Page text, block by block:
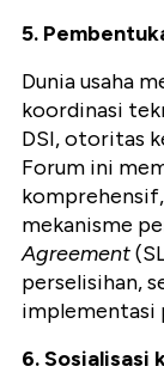
5.
Dunia usaha
koordinasi
DSI, otoritas
Forum ini
mekanisme
Agreement
perselisihan,
implementasi
6. Sosialisasi